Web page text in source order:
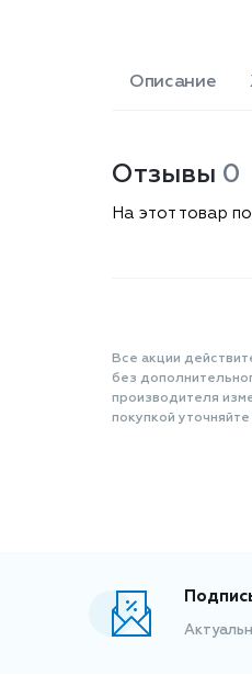
Описание
Отзывы 0
На этот товар
Все акции
без
производителя
покупкой